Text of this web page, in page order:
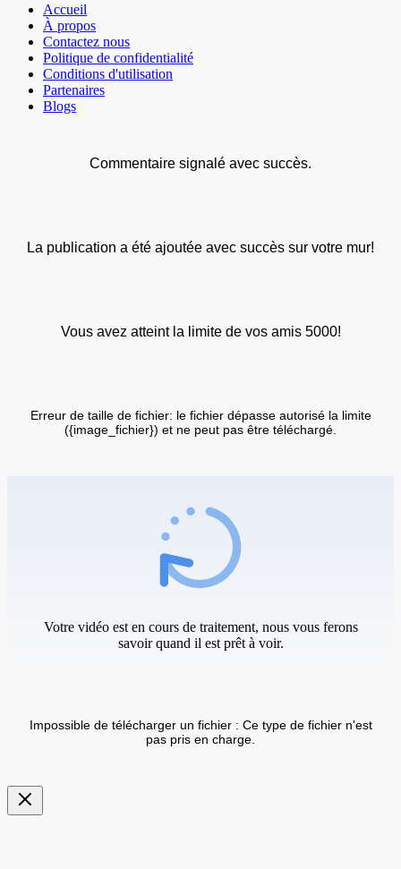
Accueil
À propos
Contactez nous
Politique de confidentialité
Conditions d'utilisation
Partenaires
Blogs
Commentaire signalé avec succès.
La publication a été ajoutée avec succès sur votre mur!
Vous avez atteint la limite de vos amis 5000!
Erreur de taille de fichier: le fichier dépasse autorisé la limite
({image_fichier}) et ne peut pas être téléchargé.
Votre vidéo est en cours de traitement, nous vous ferons
savoir quand il est prêt à voir.
Impossible de télécharger un fichier : Ce type de fichier n'est
pas pris en charge.